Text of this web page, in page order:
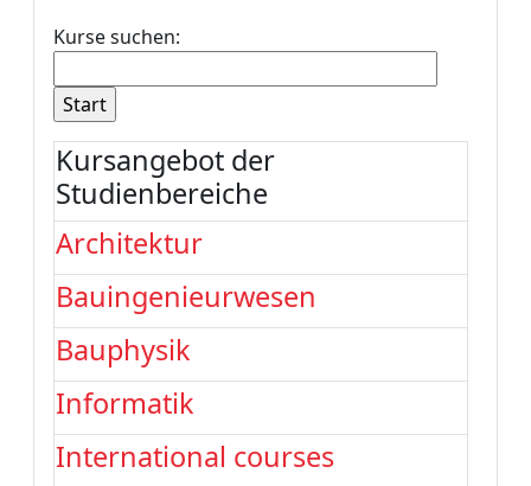
Kurse suchen:
Kursangebot der
Studienbereiche
Architektur
Bauingenieurwesen
Bauphysik
Informatik
International courses